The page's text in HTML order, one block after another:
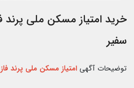
سفیر
توضیحات آگهی امتیاز مسکن ملی پرند فاز ۷